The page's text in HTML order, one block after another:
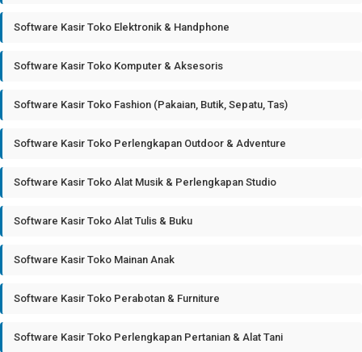
Software Kasir Toko Elektronik & Handphone
Software Kasir Toko Komputer & Aksesoris
Software Kasir Toko Fashion (Pakaian, Butik, Sepatu, Tas)
Software Kasir Toko Perlengkapan Outdoor & Adventure
Software Kasir Toko Alat Musik & Perlengkapan Studio
Software Kasir Toko Alat Tulis & Buku
Software Kasir Toko Mainan Anak
Software Kasir Toko Perabotan & Furniture
Software Kasir Toko Perlengkapan Pertanian & Alat Tani